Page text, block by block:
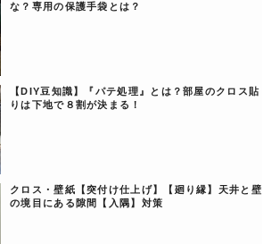
な？専用の保護手袋とは？
【DIY豆知識】『パテ処理』とは？部屋のクロス貼
りは下地で８割が決まる！
クロス・壁紙【突付け仕上げ】【廻り縁】天井と壁
の境目にある隙間【入隅】対策